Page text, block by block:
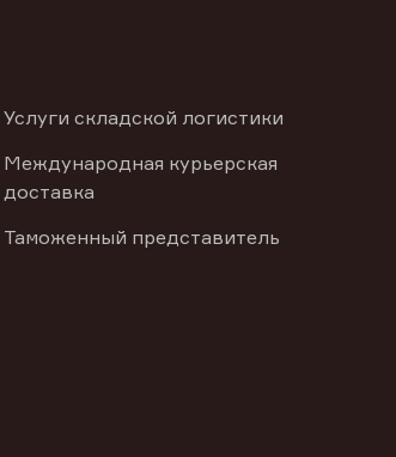
Услуги складской логистики
Международная курьерская
доставка
Таможенный представитель